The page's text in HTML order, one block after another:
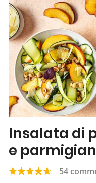
Insalata di
e
54